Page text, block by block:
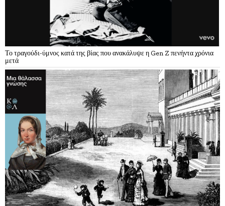
Το τραγούδι-ύμνος κατά της βίας που ανακάλυψε η Gen Z πενήντα χρόνια
μετά